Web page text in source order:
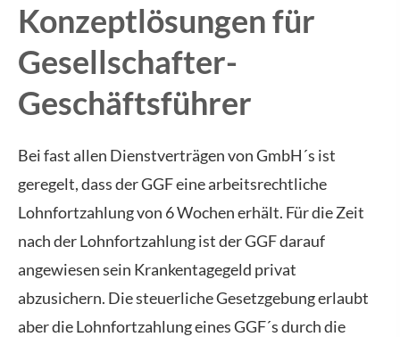
Konzeptlösungen für
Gesellschafter-
Geschäftsführer
Bei fast allen Dienstverträgen von GmbH´s ist
geregelt, dass der GGF eine arbeitsrechtliche
Lohnfortzahlung von 6 Wochen erhält. Für die Zeit
nach der Lohnfortzahlung ist der GGF darauf
angewiesen sein Krankentagegeld privat
abzusichern. Die steuerliche Gesetzgebung erlaubt
aber die Lohnfortzahlung eines GGF´s durch die